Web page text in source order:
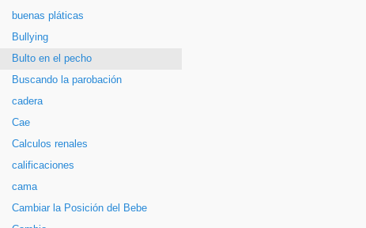
buenas pláticas
Bullying
Bulto en el pecho
Buscando la parobación
cadera
Cae
Calculos renales
calificaciones
cama
Cambiar la Posición del Bebe